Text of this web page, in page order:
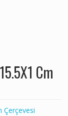
Cm
Çerçevesi